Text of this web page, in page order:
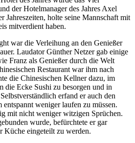
der Hotelmanager des Jahres Axel
Jahreszeiten, holte seine Mannschaft mit
mitverdient haben.
war die Verleihung an den Genießer
Laudator Günther Netzer gab einige
Franz als Genießer durch die Welt
Restaurant war ihm nach
die Chinesischen Kellner dazu, im
die Ecke Sushi zu besorgen und in
erfand er auch den
weniger laufen zu müssen.
mit nicht weniger witzigen Sprüchen.
wurde, befürchtete er gar
Küche eingeteilt zu werden.